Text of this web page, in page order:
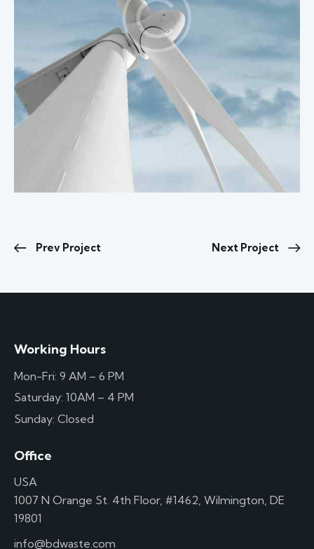
Prev Project Next Project
Working Hours
Mon-Fri: 9 AM – 6 PM
Saturday: 10AM – 4 PM
Sunday: Closed
Office
USA
1007 N Orange St. 4th Floor, #1462, Wilmington, DE
19801
info@bdwaste.com